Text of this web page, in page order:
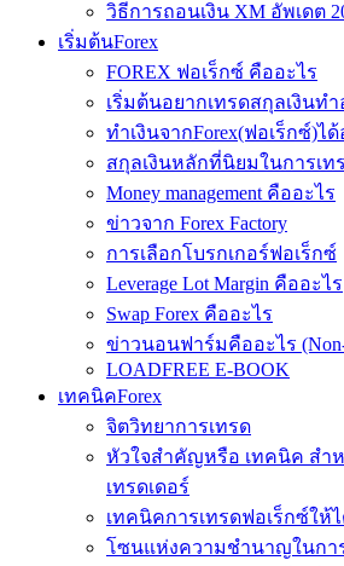
วิธีการถอนเงิน XM อัพเดต
เริ่มต้นForex
FOREX ฟอเร็กซ์ คืออะไร
เริ่มต้นอยากเทรดสกุลเงินทำ
ทำเงินจากForex(ฟอเร็กซ์)ได้
สกุลเงินหลักที่นิยมในการเท
Money management คืออะไร
ข่าวจาก Forex Factory
การเลือกโบรกเกอร์ฟอเร็กซ์
Leverage Lot Margin คืออะไร
Swap Forex คืออะไร
ข่าวนอนฟาร์มคืออะไร (Non-
LOADFREE E-BOOK
เทคนิคForex
จิตวิทยาการเทรด
หัวใจสำคัญหรือ เทคนิค สำห
เทรดเดอร์
เทคนิคการเทรดฟอเร็กซ์ให้
โซนแห่งความชำนาญในการ